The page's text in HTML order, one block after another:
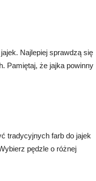
Najlepiej sprawdzą się
Pamiętaj, że jajka powinny
tradycyjnych farb do jajek
pędzle o różnej